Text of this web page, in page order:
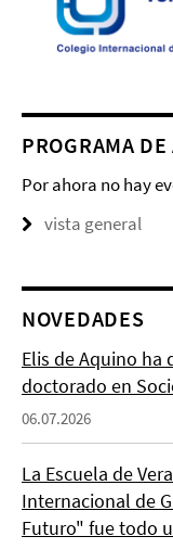
PROGRAMA
Por ahora no hay
vista general
NOVEDADES
Elis de Aquino ha
doctorado en
06.07.2026
La Escuela de
Internacional de
Futuro" fue todo